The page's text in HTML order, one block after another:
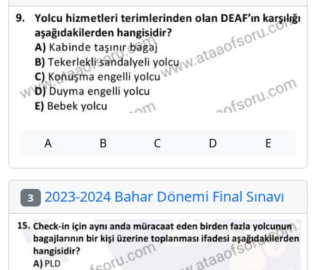
A B C D E
3 2023-2024 Bahar Dönemi Final Sınavı